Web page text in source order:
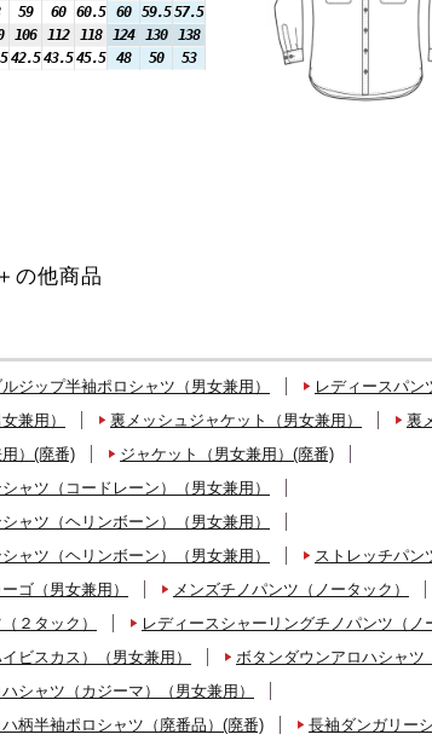
59 60 60.5 60 59.5 57.5
106 112 118 124 130
138
42.5 43.5 45.5 48 50 53
の他商品
ジップ半袖ポロシャツ（男女兼用）
レディースパン
兼用）
裏メッシュジャケット（男女兼用）
裏
）(廃番)
ジャケット（男女兼用）(廃番)
ャツ（コードレーン）（男女兼用）
ャツ（ヘリンボーン）（男女兼用）
ャツ（ヘリンボーン）（男女兼用）
ストレッチパン
ゴ（男女兼用）
メンズチノパンツ（ノータック）
２タック）
レディースシャーリングチノパンツ（ノ
ビスカス）（男女兼用）
ボタンダウンアロハシャ
シャツ（カジーマ）（男女兼用）
柄半袖ポロシャツ（廃番品）(廃番)
長袖ダンガリー